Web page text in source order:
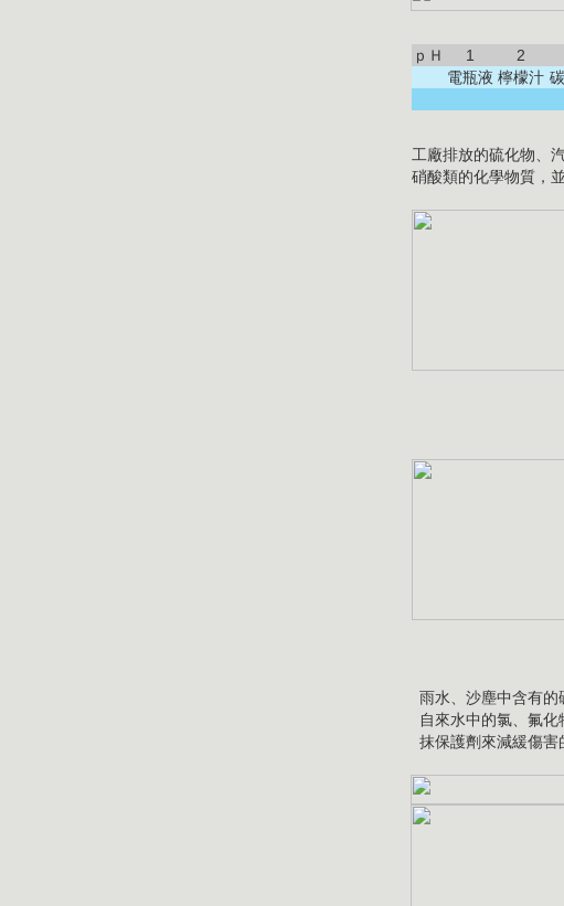
ｐＨ 1 2
電瓶液 檸檬汁
工廠排放的硫化物、
硝酸類的化學物質，
雨水、沙塵中含有的
自來水中的氯、氟
抹保護劑來減緩傷害